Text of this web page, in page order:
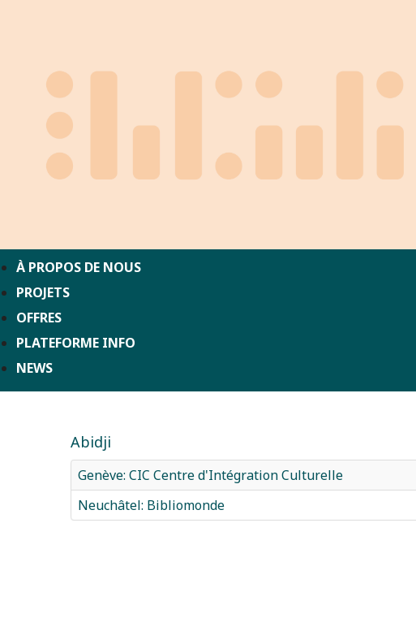
À PROPOS DE NOUS
PROJETS
OFFRES
PLATEFORME INFO
NEWS
Abidji
Genève: CIC Centre d'Intégration Culturelle
Neuchâtel: Bibliomonde